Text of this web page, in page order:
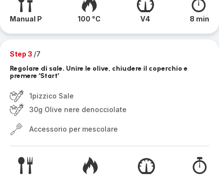
Manual P 100 °C V4 8 min
Step 3 /7
Regolare di sale. Unire le olive, chiudere il coperchio e
premere ‘Start’
1pizzico Sale
30g Olive nere denocciolate
Accessorio per mescolare